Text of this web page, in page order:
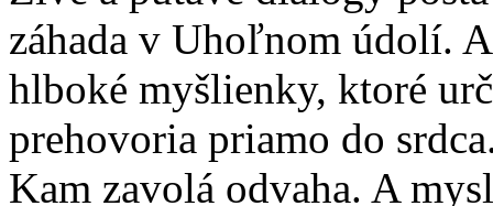
záhada v Uhoľnom údolí.
hlboké myšlienky, ktoré
prehovoria priamo do
Kam zavolá odvaha. A